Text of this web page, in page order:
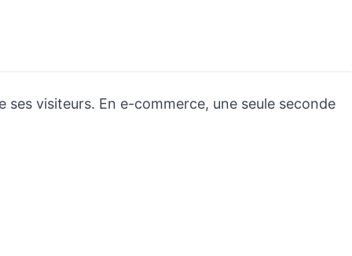
ses visiteurs. En e-commerce, une seule seconde